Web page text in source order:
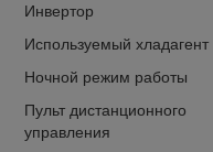
Инвертор
Используемый хладагент
Ночной режим работы
Пульт дистанционного
управления